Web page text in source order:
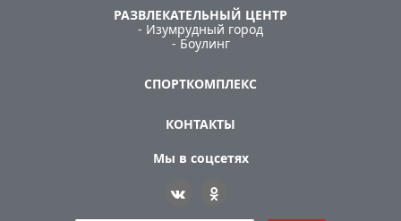
РАЗВЛЕКАТЕЛЬНЫЙ ЦЕНТР
- Изумрудный город
- Боулинг
СПОРТКОМПЛЕКС
КОНТАКТЫ
Мы в соцсетях